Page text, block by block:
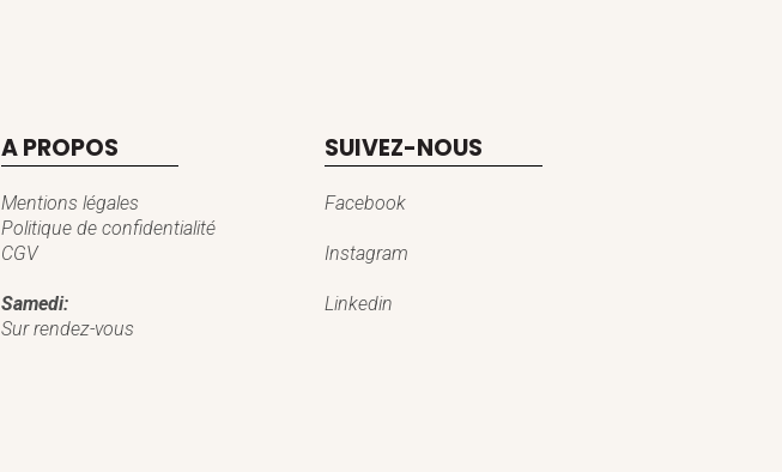
A PROPOS
Mentions légales
Politique de confidentialité
CGV
Samedi:
Sur rendez-vous
SUIVEZ-NOUS
Facebook
Instagram
Linkedin